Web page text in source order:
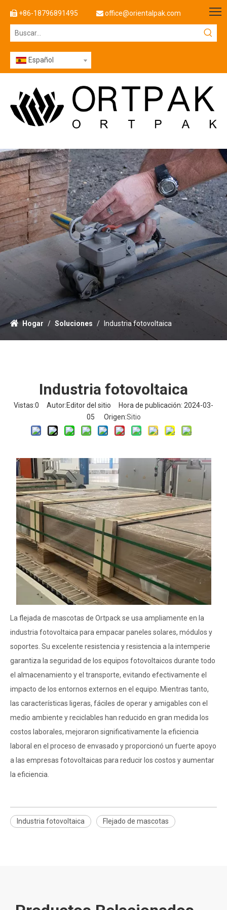
 +86-18796891495  office@orientalpak.com
Español
Hogar / Soluciones / Industria fotovoltaica
Industria fotovoltaica
Vistas:0 Autor:Editor del sitio Hora de publicación: 2024-03-
05 Origen:Sitio
La flejada de mascotas de Ortpack se usa ampliamente en la
industria fotovoltaica para empacar paneles solares, módulos y
soportes. Su excelente resistencia y resistencia a la intemperie
garantiza la seguridad de los equipos fotovoltaicos durante todo
el almacenamiento y el transporte, evitando efectivamente el
impacto de los entornos externos en el equipo. Mientras tanto,
las características ligeras, fáciles de operar y amigables con el
medio ambiente y reciclables han reducido en gran medida los
costos laborales, mejoraron significativamente la eficiencia
laboral en el proceso de envasado y proporcionó un fuerte apoyo
a las empresas fotovoltaicas para reducir los costos y aumentar
la eficiencia.
Industria fotovoltaica Flejado de mascotas